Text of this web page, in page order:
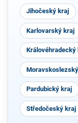
Jihočeský kraj
Karlovarský kraj
Královéhradecký
Pardubický kraj
Středočeský kraj